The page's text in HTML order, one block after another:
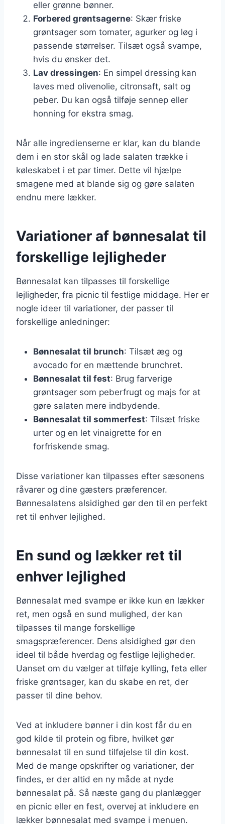
eller grønne bønner.
Forbered grøntsagerne: Skær friske
grøntsager som tomater, agurker og løg i
passende størrelser. Tilsæt også svampe,
hvis du ønsker det.
Lav dressingen: En simpel dressing kan
laves med olivenolie, citronsaft, salt og
peber. Du kan også tilføje sennep eller
honning for ekstra smag.
Når alle ingredienserne er klar, kan du blande
dem i en stor skål og lade salaten trække i
køleskabet i et par timer. Dette vil hjælpe
smagene med at blande sig og gøre salaten
endnu mere lækker.
Variationer af bønnesalat til
forskellige lejligheder
Bønnesalat kan tilpasses til forskellige
lejligheder, fra picnic til festlige middage. Her er
nogle ideer til variationer, der passer til
forskellige anledninger:
Bønnesalat til brunch: Tilsæt æg og
avocado for en mættende brunchret.
Bønnesalat til fest: Brug farverige
grøntsager som peberfrugt og majs for at
gøre salaten mere indbydende.
Bønnesalat til sommerfest: Tilsæt friske
urter og en let vinaigrette for en
forfriskende smag.
Disse variationer kan tilpasses efter sæsonens
råvarer og dine gæsters præferencer.
Bønnesalatens alsidighed gør den til en perfekt
ret til enhver lejlighed.
En sund og lækker ret til
enhver lejlighed
Bønnesalat med svampe er ikke kun en lækker
ret, men også en sund mulighed, der kan
tilpasses til mange forskellige
smagspræferencer. Dens alsidighed gør den
ideel til både hverdag og festlige lejligheder.
Uanset om du vælger at tilføje kylling, feta eller
friske grøntsager, kan du skabe en ret, der
passer til dine behov.
Ved at inkludere bønner i din kost får du en
god kilde til protein og fibre, hvilket gør
bønnesalat til en sund tilføjelse til din kost.
Med de mange opskrifter og variationer, der
findes, er der altid en ny måde at nyde
bønnesalat på. Så næste gang du planlægger
en picnic eller en fest, overvej at inkludere en
lækker bønnesalat med svampe i menuen.